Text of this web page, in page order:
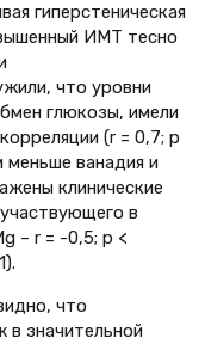
гиперстеническая
ИМТ тесно
что уровни
глюкозы, имели
(r = 0,7; p
меньше ванадия и
клинические
в
– r = -0,5; p <
что
в значительной